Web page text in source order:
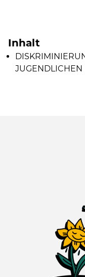
Inhalt
JUGENDLICHEN